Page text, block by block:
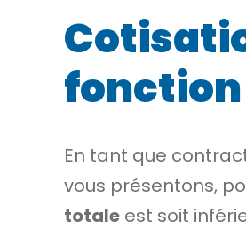
En tant que
vous présentons,
totale est soit